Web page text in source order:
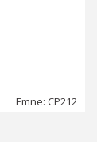
Emne: CP212